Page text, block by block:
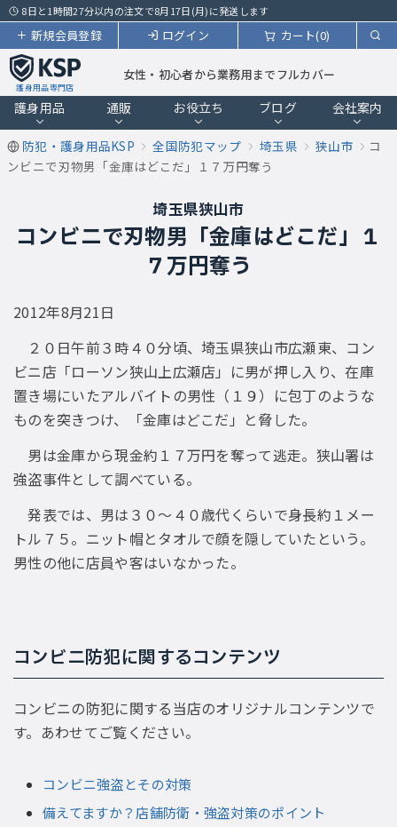
8日と1時間27分以内の注文で8月17日(月)に発送します
カート(0)
ログイン
新規会員登録
護身用品専門店
女性・初心者から業務用までフルカバー
護身用品 通販 お役立ち ブログ 会社案内
防犯・護身用品KSP 全国防犯マップ 埼玉県 狭山市
コ
ンビニで刃物男「金庫はどこだ」１７万円奪う
埼玉県狭山市
コンビニで刃物男「金庫はどこだ」１
７万円奪う
2012年8月21日
２０日午前３時４０分頃、埼玉県狭山市広瀬東、コン
ビニ店「ローソン狭山上広瀬店」に男が押し入り、在庫
置き場にいたアルバイトの男性（１９）に包丁のような
ものを突きつけ、「金庫はどこだ」と脅した。
男は金庫から現金約１７万円を奪って逃走。狭山署は
強盗事件として調べている。
発表では、男は３０〜４０歳代くらいで身長約１メー
トル７５。ニット帽とタオルで顔を隠していたという。
男性の他に店員や客はいなかった。
コンビニ防犯に関するコンテンツ
コンビニの防犯に関する当店のオリジナルコンテンツで
す。あわせてご覧ください。
コンビニ強盗とその対策
備えてますか？店舗防衛・強盗対策のポイント